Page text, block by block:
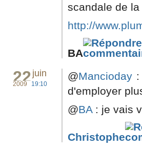
scandale de
http://
BA
22 juin
2009 19:10
@Mancioday
d'employer
@BA: je vais
Christophe